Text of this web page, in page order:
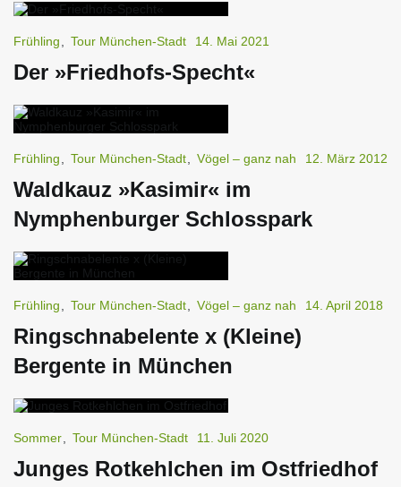
Frühling Tour München-Stadt 14. Mai 2021
Der »Friedhofs-Specht«
Frühling Tour München-Stadt Vögel – ganz nah 12. März 2012
Waldkauz »Kasimir« im
Nymphenburger Schlosspark
Frühling Tour München-Stadt Vögel – ganz nah 14. April 2018
Ringschnabelente x (Kleine)
Bergente in München
Sommer Tour München-Stadt 11. Juli 2020
Junges Rotkehlchen im Ostfriedhof